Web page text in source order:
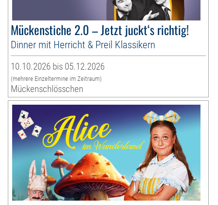
Mückenstiche 2.0 – Jetzt juckt‘s richtig!
Dinner mit Herricht & Preil Klassikern
10.10.2026 bis 05.12.2026
(mehrere Einzeltermine im Zeitraum)
Mückenschlösschen